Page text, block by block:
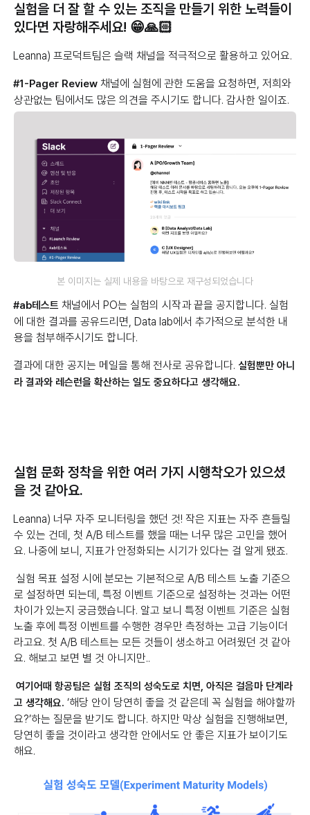
실험을 더 잘 할 수 있는 조직을 만들기 위한 노력들이
있다면 자랑해주세요! 😁🙏🏻
Leanna) 프로덕트팀은 슬랙 채널을 적극적으로 활용하고 있어요.
#1-Pager Review 채널에 실험에 관한 도움을 요청하면, 저희와
상관없는 팀에서도 많은 의견을 주시기도 합니다. 감사한 일이죠.
본 이미지는 실제 내용을 바탕으로 재구성되었습니다
#ab테스트 채널에서 PO는 실험의 시작과 끝을 공지합니다. 실험
에 대한 결과를 공유드리면, Data lab에서 추가적으로 분석한 내
용을 첨부해주시기도 합니다.
결과에 대한 공지는 메일을 통해 전사로 공유합니다. 실험뿐만 아니
라 결과와 레슨런을 확산하는 일도 중요하다고 생각해요.
실험 문화 정착을 위한 여러 가지 시행착오가 있으셨
을 것 같아요.
Leanna) 너무 자주 모니터링을 했던 것! 작은 지표는 자주 흔들릴
수 있는 건데, 첫 A/B 테스트를 했을 때는 너무 많은 고민을 했어
요. 나중에 보니, 지표가 안정화되는 시기가 있다는 걸 알게 됐죠.
실험 목표 설정 시에 분모는 기본적으로 A/B 테스트 노출 기준으
로 설정하면 되는데, 특정 이벤트 기준으로 설정하는 것과는 어떤
차이가 있는지 궁금했습니다. 알고 보니 특정 이벤트 기준은 실험
노출 후에 특정 이벤트를 수행한 경우만 측정하는 고급 기능이더
라고요. 첫 A/B 테스트는 모든 것들이 생소하고 어려웠던 것 같아
요. 해보고 보면 별 것 아니지만..
여기어때 항공팀은 실험 조직의 성숙도로 치면, 아직은 걸음마 단계라
고 생각해요. ‘해당 안이 당연히 좋을 것 같은데 꼭 실험을 해야할까
요?’하는 질문을 받기도 합니다. 하지만 막상 실험을 진행해보면,
당연히 좋을 것이라고 생각한 안에서도 안 좋은 지표가 보이기도
해요.